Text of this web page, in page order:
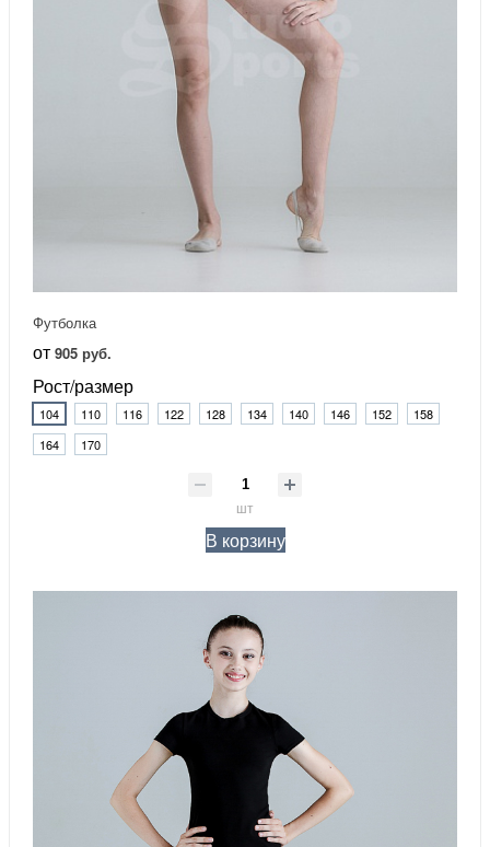
Футболка
от 905 руб.
Рост/размер
104 110 116 122 128 134 140 146 152
158
164
170
шт
В корзину